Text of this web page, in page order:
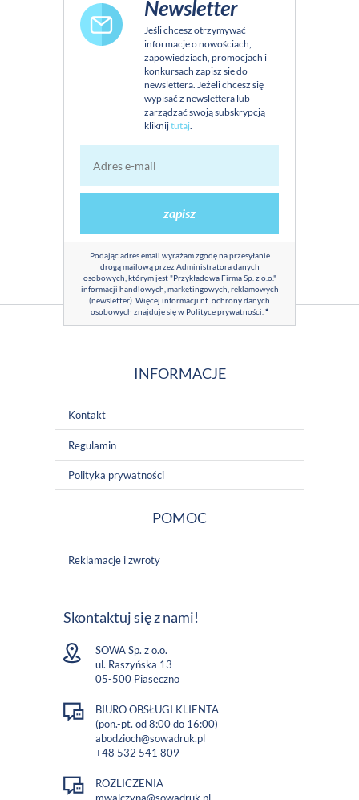
Newsletter
Jeśli chcesz otrzymywać
informacje o nowościach,
zapowiedziach, promocjach i
konkursach zapisz sie do
newslettera. Jeżeli chcesz się
wypisać z newslettera lub
zarządzać swoją subskrypcją
kliknijtutaj.
zapisz
Podając adres email wyrażam zgodę na przesyłanie
drogą mailową przez Administratora danych
osobowych, którym jest "Przykładowa Firma Sp. z o.o."
informacji handlowych, marketingowych, reklamowych
(newsletter). Więcej informacji nt. ochrony danych
osobowych znajduje się w Polityce prywatności *
INFORMACJE
Kontakt
Regulamin
Polityka prywatności
POMOC
Reklamacje i zwroty
Skontaktuj się z nami!
SOWA Sp. z o.o.
ul. Raszyńska 13
05-500 Piaseczno
BIURO OBSŁUGI KLIENTA
(pon.-pt. od 8:00 do 16:00)
abodzioch@sowadruk.pl
+48 532 541 809
ROZLICZENIA